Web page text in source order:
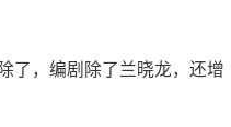
了，编剧除了兰晓龙，还增